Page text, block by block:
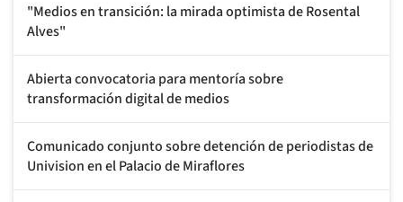
"Medios en transición: la mirada optimista de Rosental
Alves"
Abierta convocatoria para mentoría sobre
transformación digital de medios
Comunicado conjunto sobre detención de periodistas de
Univision en el Palacio de Miraflores